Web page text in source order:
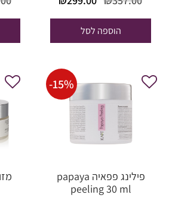
₪357.00.
הוספה לסל
-15%
פילינג פפאיה papaya
peeling 30 ml